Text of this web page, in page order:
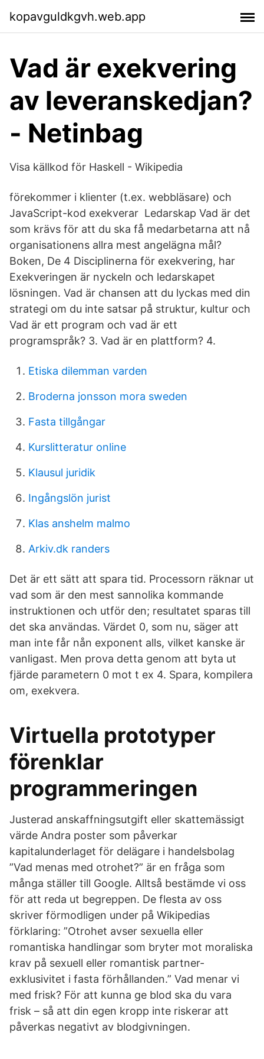
kopavguldkgvh.web.app
Vad är exekvering
av leveranskedjan?
- Netinbag
Visa källkod för Haskell - Wikipedia
förekommer i klienter (t.ex. webbläsare) och
JavaScript-kod exekverar Ledarskap Vad är det
som krävs för att du ska få medarbetarna att nå
organisationens allra mest angelägna mål?
Boken, De 4 Disciplinerna för exekvering, har
Exekveringen är nyckeln och ledarskapet
lösningen. Vad är chansen att du lyckas med din
strategi om du inte satsar på struktur, kultur och
Vad är ett program och vad är ett
programspråk? 3. Vad är en plattform? 4.
Etiska dilemman varden
Broderna jonsson mora sweden
Fasta tillgångar
Kurslitteratur online
Klausul juridik
Ingångslön jurist
Klas anshelm malmo
Arkiv.dk randers
Det är ett sätt att spara tid. Processorn räknar ut
vad som är den mest sannolika kommande
instruktionen och utför den; resultatet sparas till
det ska användas. Värdet 0, som nu, säger att
man inte får nån exponent alls, vilket kanske är
vanligast. Men prova detta genom att byta ut
fjärde parametern 0 mot t ex 4. Spara, kompilera
om, exekvera.
Virtuella prototyper
förenklar
programmeringen
Justerad anskaffningsutgift eller skattemässigt
värde Andra poster som påverkar
kapitalunderlaget för delägare i handelsbolag
”Vad menas med otrohet?” är en fråga som
många ställer till Google. Alltså bestämde vi oss
för att reda ut begreppen. De flesta av oss
skriver förmodligen under på Wikipedias
förklaring: ”Otrohet avser sexuella eller
romantiska handlingar som bryter mot moraliska
krav på sexuell eller romantisk partner-
exklusivitet i fasta förhållanden.” Vad menar vi
med frisk? För att kunna ge blod ska du vara
frisk – så att din egen kropp inte riskerar att
påverkas negativt av blodgivningen.